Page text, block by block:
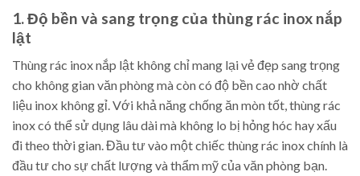
1. Độ bền và sang trọng của thùng rác inox nắp
lật
Thùng rác inox nắp lật không chỉ mang lại vẻ đẹp sang trọng
cho không gian văn phòng mà còn có độ bền cao nhờ chất
liệu inox không gỉ. Với khả năng chống ăn mòn tốt, thùng rác
inox có thể sử dụng lâu dài mà không lo bị hỏng hóc hay xấu
đi theo thời gian. Đầu tư vào một chiếc thùng rác inox chính là
đầu tư cho sự chất lượng và thẩm mỹ của văn phòng bạn.